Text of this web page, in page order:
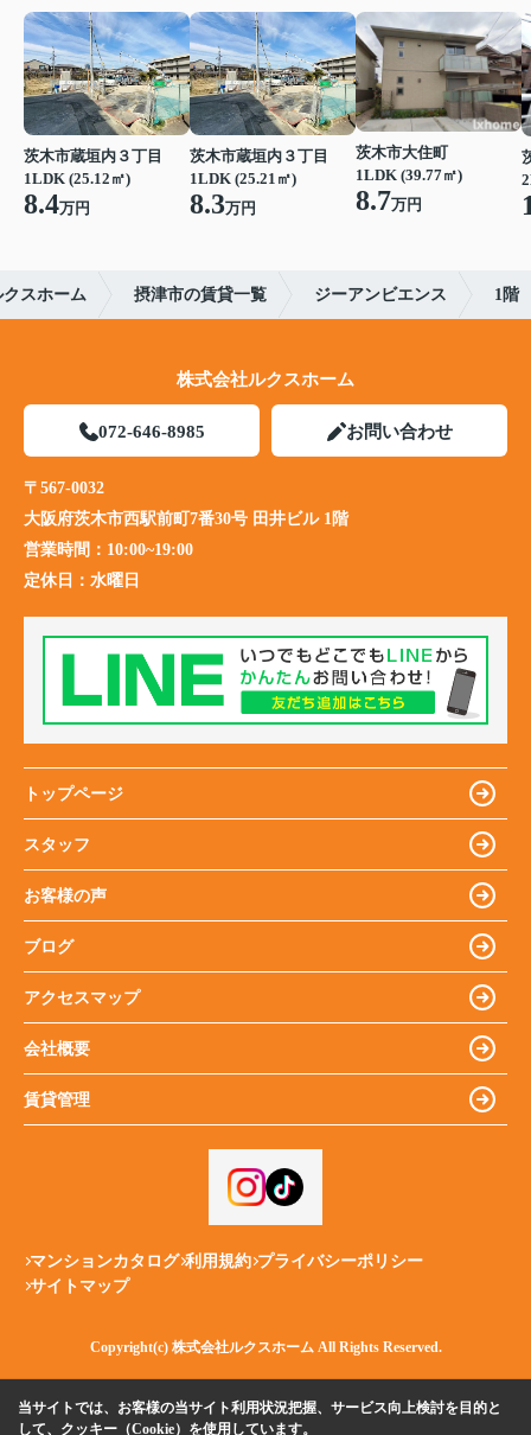
茨木市蔵垣内３丁目
1LDK (25.12㎡)
8.4万円
茨木市蔵垣内３丁目
1LDK (25.21㎡)
8.3万円
茨木市大住町
1LDK (39.77㎡)
8.7万円
スホーム 摂津市の賃貸一覧 ジーアンビエンス 1階
株式会社ルクスホーム
072-646-8985 お問い合わせ
〒567-0032
大阪府茨木市西駅前町7番30号 田井ビル 1階
営業時間： 10:00~19:00
定休日： 水曜日
トップページ
スタッフ
お客様の声
ブログ
アクセスマップ
会社概要
賃貸管理
マンションカタログ 利用規約 プライバシーポリシー
サイトマップ
Copyright(c) 株式会社ルクスホーム All Rights Reserved.
当サイトでは、お客様の当サイト利用状況把握、サービス向上検討を目的と
して、クッキー（Cookie）を使用しています。